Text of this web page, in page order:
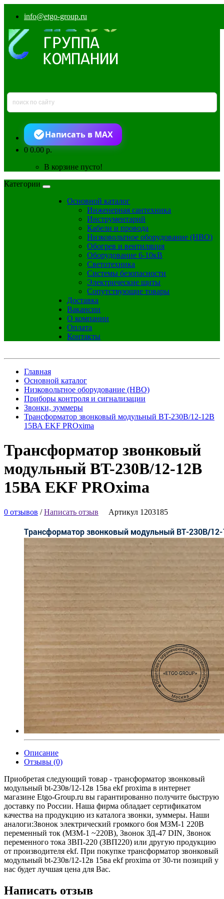
info@etgo-group.ru
Написать в MAX
00.00 р.
В корзине пусто!
Категории
Основной каталог
Инженерная сантехника
Инструментарий
Кабели и провода
Низковольтное оборудование (НВО)
Обогрев и вентиляция
Оборудование 6-10кВ
Светотехника
Системы безопасности
Электрические щиты
Сопутствующие товары
Доставка
Вакансии
О компании
Оплата
Контакты
Главная
Основной каталог
Низковольтное оборудование (НВО)
Приборы контроля и сигнализации
Звонки, зуммеры
Трансформатор звонковый модульный BT-230В/12-12В
15ВА EKF PROxima
Трансформатор звонковый
модульный BT-230В/12-12В
15ВА EKF PROxima
0 отзывов /Написать отзыв Артикул 1203185
Описание
Отзывы (0)
Приобретая следующий товар - трансформатор звонковый
модульный bt-230в/12-12в 15ва ekf proxima в интернет
магазине Etgo-Group.ru вы гарантированно получите быструю
доставку по России. Наша фирма обладает сертификатом
качества на продукцию из каталога звонки, зуммеры. Наши
аналоги:Звонок электрический громкого боя МЗМ-1 220В
переменный ток (МЗМ-1 ~220В), Звонок ЗД-47 DIN, Звонок
переменного тока ЗВП-220 (ЗВП220) или другую продукцию
от производителя ekf. При покупке трансформатор звонковый
модульный bt-230в/12-12в 15ва ekf proxima от 30-ти позиций у
нас будет лучшая цена для Вас.
Написать отзыв